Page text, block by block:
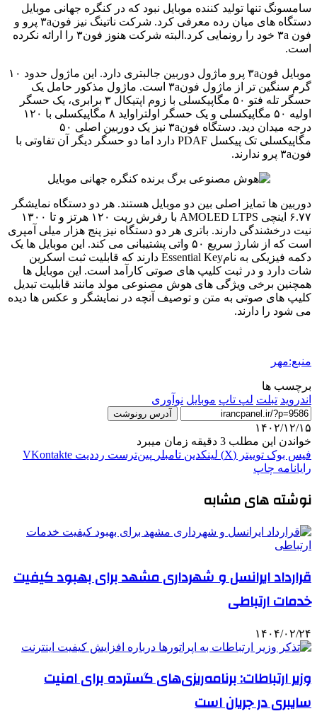
سامسونگ تنها تولید کننده موبایل نبود که در کنگره جهانی موبایل
دستگاه های میان رده معرفی کرد. شرکت ناتینگ نیز فون۳a پرو و
فون ۳a خود را رونمایی کرد.البته شرکت هنوز فون۳ را ارائه نکرده
است.
موبایل فون۳a پرو ماژول دوربین جالبتری دارد. این ماژول حدود ۱۰
گرم سنگین تر از ماژول فون۳a است. ماژول مذکور حامل یک
حسگر تله فتو ۵۰ مگاپیکسلی با زوم اپتیکال ۳ برابری، یک حسگر
اولیه ۵۰ مگاپیکسلی و یک حسگر اولتراواید ۸ مگاپیکسلی با ۱۲۰
درجه میدان دید. دستگاه فون۳a نیز یک دوربین اصلی ۵۰
مگاپیکسلی تک پیکسل PDAF دارد اما دو حسگر دیگر آن تفاوتی با
فون۳a پرو ندارند.
دوربین ها تمایز اصلی بین دو موبایل هستند. هر دو دستگاه نمایشگر
۶.۷۷ اینچی AMOLED LTPS با رفرش ریت ۱۲۰ هرتز و تا ۱۳۰۰
نیت درخشندگی دارند. باتری هر دو دستگاه نیز پنج هزار میلی آمپری
است که از شارژ سریع ۵۰ واتی پشتیبانی می کند. این موبایل ها یک
دکمه فیزیکی به نامEssential Key دارند که قابلیت ثبت اسکرین
شات دارد و در ثبت کلیپ های صوتی کارآمد است. این موبایل ها
همچنین برخی ویژگی های هوش مصنوعی مولد مانند قابلیت تبدیل
کلیپ های صوتی به متن و توصیف آنچه در نمایشگر و عکس ها دیده
می شود را دارند.
منبع:مهر
برچسب ها
اندروید تبلت لپ تاپ موبایل نوآوری
آدرس رونوشت
۱۴۰۲/۱۲/۱۵
خواندن این مطلب 3 دقیقه زمان میبرد
فیس بوک توییتر (X) لینکدین ‫تامبلر ‫پین‌ترست ‫رددیت ‫VKontakte
رایانامه چاپ
نوشته های مشابه
قرارداد ایرانسل و شهرداری مشهد برای بهبود کیفیت
خدمات ارتباطی
۱۴۰۴/۰۲/۲۴
وزیر ارتباطات: برنامه‌ریزی‌های گسترده برای امنیت
سایبری در جریان است